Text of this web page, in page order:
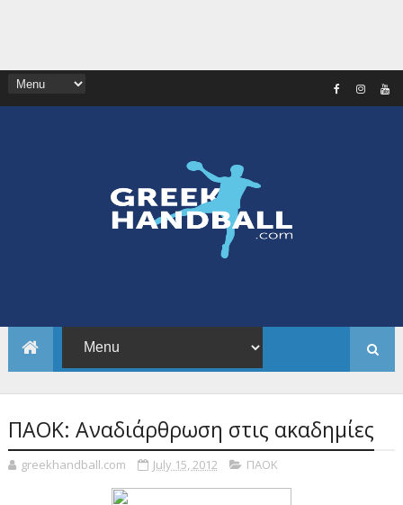
ΠΑΟΚ: Αναδιάρθρωση στις ακαδημίες
greekhandball.com July 15, 2012 ΠΑΟΚ